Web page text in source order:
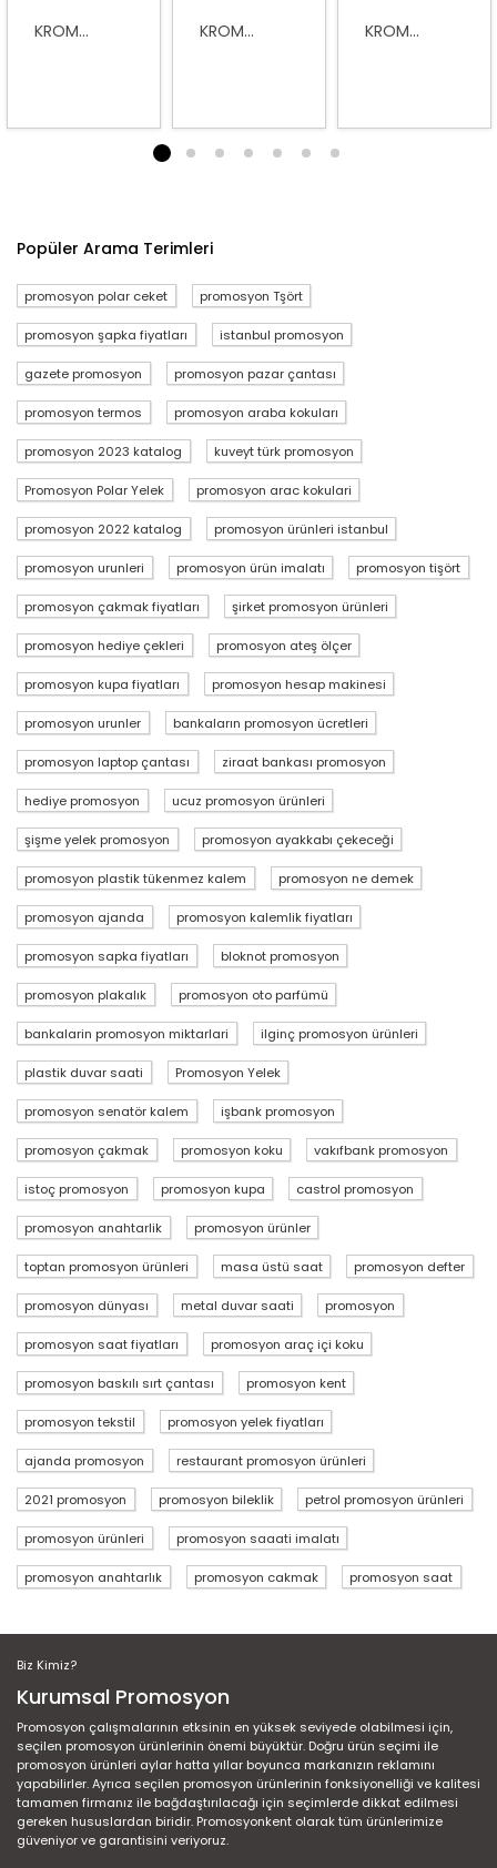
KROM... KROM... KROM...
2 3 4 5 6 7
Popüler Arama Terimleri
promosyon polar ceket promosyon Tşört
promosyon şapka fiyatları istanbul promosyon
gazete promosyon promosyon pazar çantası
promosyon termos promosyon araba kokuları
promosyon 2023 katalog kuveyt türk promosyon
Promosyon Polar Yelek promosyon arac kokulari
promosyon 2022 katalog promosyon ürünleri istanbul
promosyon urunleri promosyon ürün imalatı promosyon tişört
promosyon çakmak fiyatları şirket promosyon ürünleri
promosyon hediye çekleri promosyon ateş ölçer
promosyon kupa fiyatları promosyon hesap makinesi
promosyon urunler bankaların promosyon ücretleri
promosyon laptop çantası ziraat bankası promosyon
hediye promosyon ucuz promosyon ürünleri
şişme yelek promosyon promosyon ayakkabı çekeceği
promosyon plastik tükenmez kalem promosyon ne demek
promosyon ajanda promosyon kalemlik fiyatları
promosyon sapka fiyatları bloknot promosyon
promosyon plakalık promosyon oto parfümü
bankalarin promosyon miktarlari ilginç promosyon ürünleri
plastik duvar saati Promosyon Yelek
promosyon senatör kalem işbank promosyon
promosyon çakmak promosyon koku vakıfbank promosyon
istoç promosyon promosyon kupa castrol promosyon
promosyon anahtarlik promosyon ürünler
toptan promosyon ürünleri masa üstü saat promosyon defter
promosyon dünyası metal duvar saati promosyon
promosyon saat fiyatları promosyon araç içi koku
promosyon baskılı sırt çantası promosyon kent
promosyon tekstil promosyon yelek fiyatları
ajanda promosyon restaurant promosyon ürünleri
2021 promosyon promosyon bileklik petrol promosyon ürünleri
promosyon ürünleri promosyon saaati imalatı
promosyon anahtarlık promosyon cakmak promosyon saat
Biz Kimiz?
Kurumsal Promosyon
Promosyon çalışmalarının etksinin en yüksek seviyede olabilmesi için,
seçilen promosyon ürünlerinin önemi büyüktür. Doğru ürün seçimi ile
promosyon ürünleri aylar hatta yıllar boyunca markanızın reklamını
yapabilirler. Ayrıca seçilen promosyon ürünlerinin fonksiyonelliği ve kalitesi
tamamen firmanız ile bağdaştırılacağı için seçimlerde dikkat edilmesi
gereken hususlardan biridir. Promosyonkent olarak tüm ürünlerimize
güveniyor ve garantisini veriyoruz.